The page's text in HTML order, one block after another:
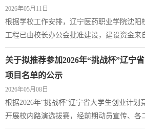
资格审查环节考生。二、资格审查采取现场
格审查环节的考生须根据应聘岗位条件要求
2026年05月11日
根据学校工作安排，辽宁医药职业学院沈阳
工程已由校长办公会批准建设，建设资金来
标人为辽宁医药职业学院后勤基建处。项目
项目进行校内公开招标，欢迎符合资格条件
项目概况与招标范围1.项目名称：辽宁医药
春季绿化补植工程2.项目地点：辽宁医药职
制价：人民币98,231.49元（大写：玖万...
关于拟推荐参加2026年“挑战杯”辽宁
项目名单的公示
2026年05月08日
根据2026年“挑战杯”辽宁省大学生创业计划
开展校内路演选拔赛，经前期动员宣传、各
级选拔等环节，现拟推荐26项作品参加省赛